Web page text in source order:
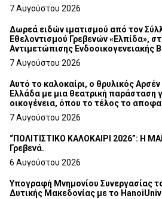
7 Αυγούστου 2026
Δωρεά ειδών ιματισμού από τον
Εθελοντισμού Γρεβενών «Ελπίδα»,
Αντιμετώπισης Ενδοοικογενειακής
Τμήματος Γρεβενών
7 Αυγούστου 2026
Αυτό το καλοκαίρι, ο θρυλικός Αρσέν
Ελλάδα με μια θεατρική παράσταση
οικογένεια, όπου το τέλος το
7 Αυγούστου 2026
“ΠΟΛΙΤΙΣΤΙΚΟ ΚΑΛΟΚΑΙΡΙ 2026”: Η
Γρεβενά.
6 Αυγούστου 2026
Υπογραφή Μνημονίου Συνεργασίας
Δυτικής Μακεδονίας με το